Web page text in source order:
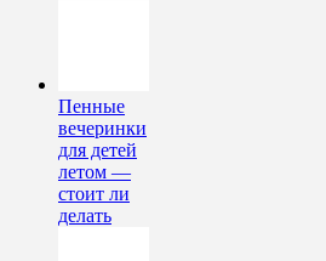
Пенные
вечеринки
для детей
летом —
стоит ли
делать